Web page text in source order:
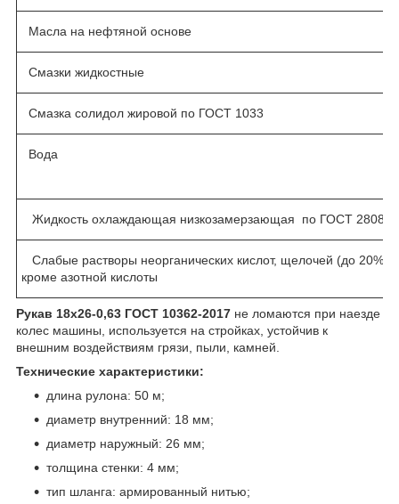
Масла на нефтяной основе
Смазки жидкостные
Смазка солидол жировой по ГОСТ 1033
Вода
Жидкость охлаждающая низкозамерзающая по ГОСТ 28084
Слабые растворы неорганических кислот, щелочей (до 20%-
кроме азотной кислоты
Рукав 18х26-0,63 ГОСТ 10362-2017 не ломаются при наезде
колес машины, используется на стройках, устойчив к
внешним воздействиям грязи, пыли, камней.
Технические характеристики:
длина рулона: 50 м;
диаметр внутренний: 18 мм;
диаметр наружный: 26 мм;
толщина стенки: 4 мм;
тип шланга: армированный нитью;